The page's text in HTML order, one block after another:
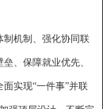
制机制、强化协同联
、保障就业优先、
实现“一件事”并联